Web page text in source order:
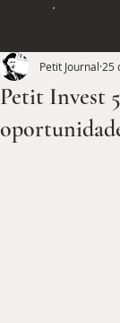
Petit Invest
Petit Journal 25